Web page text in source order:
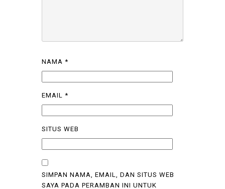
NAMA *
EMAIL *
SITUS WEB
SIMPAN NAMA, EMAIL, DAN SITUS WEB
SAYA PADA PERAMBAN INI UNTUK